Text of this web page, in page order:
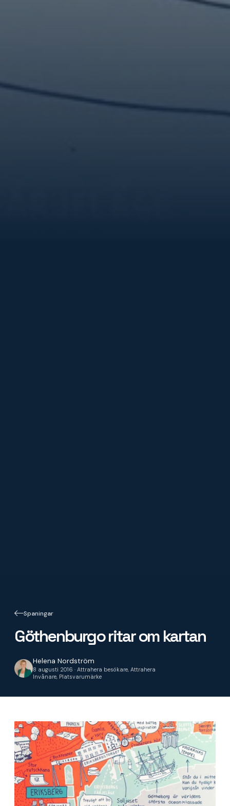
Spaningar
Göthenburgo ritar om kartan
Helena Nordström
8 augusti 2016 · Attrahera besökare, Attrahera
Invånare, Platsvarumärke